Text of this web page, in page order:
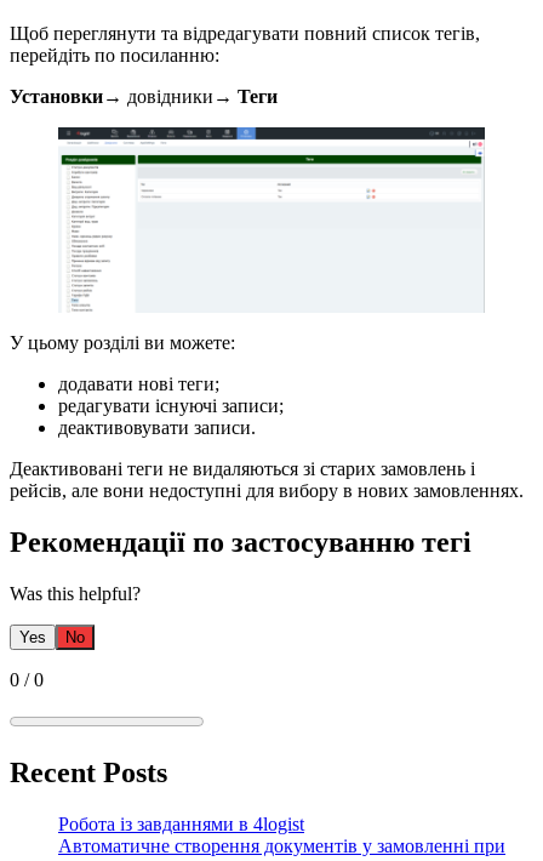
Щоб переглянути та відредагувати повний список тегів,
перейдіть по посиланню:
Установки→ довідники → Теги
У цьому розділі ви можете:
додавати нові теги;
редагувати існуючі записи;
деактивовувати записи.
Деактивовані теги не видаляються зі старих замовлень і
рейсів, але вони недоступні для вибору в нових замовленнях.
Рекомендації по застосуванню тегі
Was this helpful?
Yes No
0 /0
Recent Posts
Робота із завданнями в 4logist
Автоматичне створення документів у замовленні при